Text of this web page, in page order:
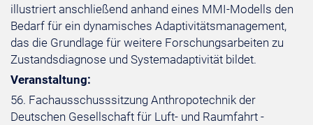
illustriert anschließend anhand eines MMI-Modells den
Bedarf für ein dynamisches Adaptivitätsmanagement,
das die Grundlage für weitere Forschungsarbeiten zu
Zustandsdiagnose und Systemadaptivität bildet.
Veranstaltung:
56. Fachausschusssitzung Anthropotechnik der
Deutschen Gesellschaft für Luft- und Raumfahrt -